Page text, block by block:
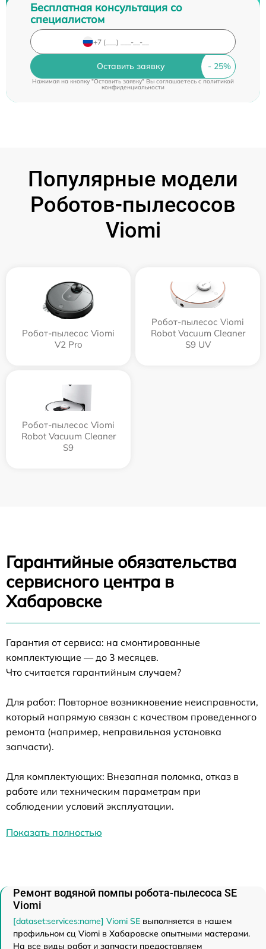
Бесплатная консультация со
специалистом
Оставить заявку
Нажимая на кнопку "Оставить заявку" Вы соглашаетесь c политикой
конфиденциальности
Популярные модели
Роботов-пылесосов
Viomi
Робот-пылесос Viomi
V2 Pro
Робот-пылесос Viomi
Robot Vacuum Cleaner
S9 UV
Робот-пылесос Viomi
Robot Vacuum Cleaner
S9
Гарантийные обязательства
сервисного центра в
Хабаровске
Гарантия от сервиса: на смонтированные
комплектующие — до 3 месяцев.
Что считается гарантийным случаем?
Для работ: Повторное возникновение неисправности,
который напрямую связан с качеством проведенного
ремонта (например, неправильная установка
запчасти).
Для комплектующих: Внезапная поломка, отказ в
работе или техническим параметрам при
соблюдении условий эксплуатации.
Показать полностью
Ремонт водяной помпы робота-пылесоса SE
Viomi
[dataset:services:name] Viomi SE выполняется в нашем
профильном сц Viomi в Хабаровске опытными мастерами.
На все виды работ и запчасти предоставляем